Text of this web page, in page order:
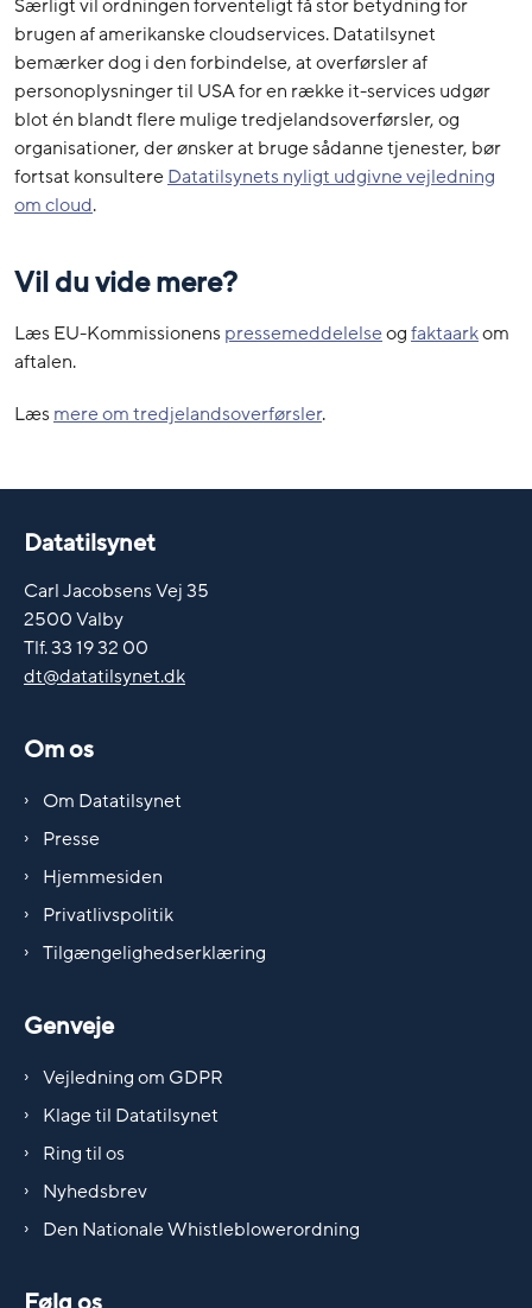
Særligt vil ordningen forventeligt få stor betydning for
brugen af amerikanske cloudservices. Datatilsynet
bemærker dog i den forbindelse, at overførsler af
personoplysninger til USA for en række it-services udgør
blot én blandt flere mulige tredjelandsoverførsler, og
organisationer, der ønsker at bruge sådanne tjenester, bør
fortsat konsultereDatatilsynets nyligt udgivne vejledning
om cloud.
Vil du vide mere?
Læs EU-Kommissionenspressemeddelelseogfaktaarkom
aftalen.
Læsmere om tredjelandsoverførsler.
Datatilsynet
Carl Jacobsens Vej 35
2500 Valby
Tlf. 33 19 32 00
dt@datatilsynet.dk
Om os
Om Datatilsynet
Presse
Hjemmesiden
Privatlivspolitik
Tilgængelighedserklæring
Genveje
Vejledning om GDPR
Klage til Datatilsynet
Ring til os
Nyhedsbrev
Den Nationale Whistleblowerordning